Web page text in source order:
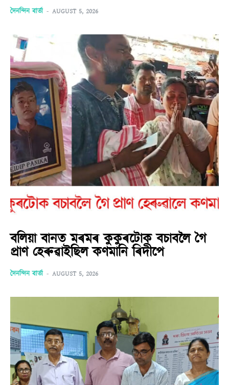
দৈনন্দিন বাৰ্তা - AUGUST 5, 2026
বলিয়া বানত মৰমৰ কুকুৰটোক বচাবলৈ গৈ
প্ৰাণ হেৰুৱাইছিল কণমানি ৰিদীপে
দৈনন্দিন বাৰ্তা - AUGUST 5, 2026